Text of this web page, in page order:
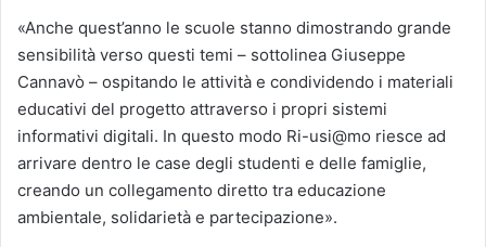
«Anche quest’anno le scuole stanno dimostrando grande
sensibilità verso questi temi – sottolinea Giuseppe
Cannavò – ospitando le attività e condividendo i materiali
educativi del progetto attraverso i propri sistemi
informativi digitali. In questo modo Ri-usi@mo riesce ad
arrivare dentro le case degli studenti e delle famiglie,
creando un collegamento diretto tra educazione
ambientale, solidarietà e partecipazione».